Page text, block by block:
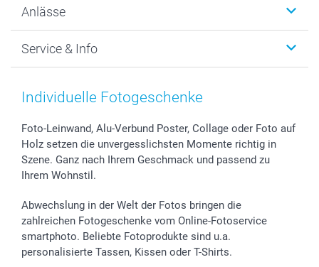
MyNameBook
Fotoabzüge, Fotos als Buch & Poster
Zubehör & Material
Foto-Kalender & Agenden
Sticker & Etiketten
Geschenk-Gutscheine (PDF)
Warum smartphoto
Datenschutz
AGB
Presse
Partnerprogramme
Investor Relations
B2B smartbusiness
Widerrufsrecht
Anlässe
Neujahr
Muttertag
Kommunion & Konfirmation
Hochzeit
Geburtstag
Geburt
Zu allen Anlässen
Service & Info
Preise und Versandkosten
48h Lieferung
Zahlungsmöglichkeiten
Anmelden /Registrieren
Sitemap
Status der Bestellung
smartfriends
smartgarantie
smartbonus
Individuelle Fotogeschenke
Foto-Leinwand, Alu-Verbund Poster, Collage oder Foto auf
Holz setzen die unvergesslichsten Momente richtig in
Szene. Ganz nach Ihrem Geschmack und passend zu
Ihrem Wohnstil.
Abwechslung in der Welt der Fotos bringen die
zahlreichen Fotogeschenke vom Online-Fotoservice
smartphoto. Beliebte Fotoprodukte sind u.a.
personalisierte Tassen, Kissen oder T-Shirts.